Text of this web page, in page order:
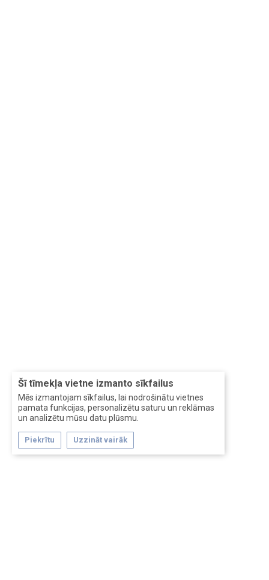
Šī tīmekļa vietne izmanto sīkfailus
Mēs izmantojam sīkfailus, lai nodrošinātu vietnes
pamata funkcijas, personalizētu saturu un reklāmas
un analizētu mūsu datu plūsmu.
Piekrītu Uzzināt vairāk